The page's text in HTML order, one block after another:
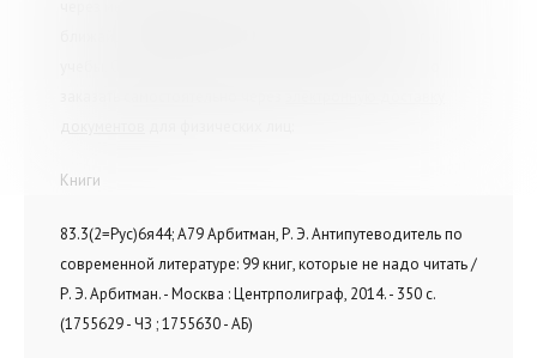
Книги
83.3(2=Рус)6я44; А79 Арбитман, Р. Э. Антипутеводитель по
современной литературе: 99 книг, которые не надо читать /
Р. Э. Арбитман. - Москва : Центрполиграф, 2014. - 350 с.
(1755629 - ЧЗ ; 1755630 - АБ)